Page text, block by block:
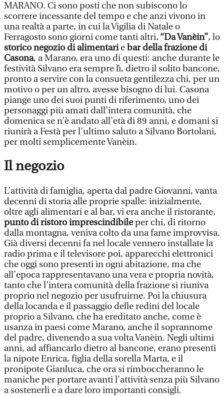
MARANO. Ci sono posti che non subiscono lo
scorrere incessante del tempo e che anzi vivono in
una realtà a parte, in cui la Vigilia di Natale o
Ferragosto sono giorni come tanti altri. “Da Vanèin”, lo
storico negozio di alimentarie bar della frazione di
Casona, a Marano, era uno di questi: anche durante le
festività Silvano era sempre lì, dietro il solito bancone,
pronto a servire con la consueta gentilezza chi, per un
motivo o per un altro, avesse bisogno di lui. Casona
piange uno dei suoi punti di riferimento, uno dei
personaggi più amati dall’intera comunità, che
domenica se n’è andato all’età di 89 anni, e domani si
riunirà a Festà per l’ultimo saluto a Silvano Bortolani,
per molti semplicemente Vanèin.
Il negozio
L’attività di famiglia, aperta dal padre Giovanni, vanta
decenni di storia alle proprie spalle: inizialmente,
oltre agli alimentari e al bar, vi era anche il ristorante,
punto di ristoro imprescindibileper chi, di ritorno
dalla montagna, veniva colto da una fame improvvisa.
Già diversi decenni fa nel locale vennero installate la
radio prima e il televisore poi, apparecchi elettronici
che oggi sono presenti in ogni abitazione, ma che
all’epoca rappresentavano una vera e propria novità,
tanto che l’intera comunità della frazione si riuniva
proprio nel negozio per usufruirne. Poi la chiusura
della locanda e il passaggio delle redini del locale
proprio a Silvano, che ha ereditato anche, come è
usanza in paesi come Marano, anche il soprannome
del padre, divenendo a sua volta Vanèin. Negli ultimi
anni, ad affiancarlo dietro al bancone, erano presenti
la nipote Enrica, figlia della sorella Marta, e il
pronipote Gianluca, che ora si rimboccheranno le
maniche per portare avanti l’attività senza più Silvano
a sostenerli e a dare loro importanti consigli.